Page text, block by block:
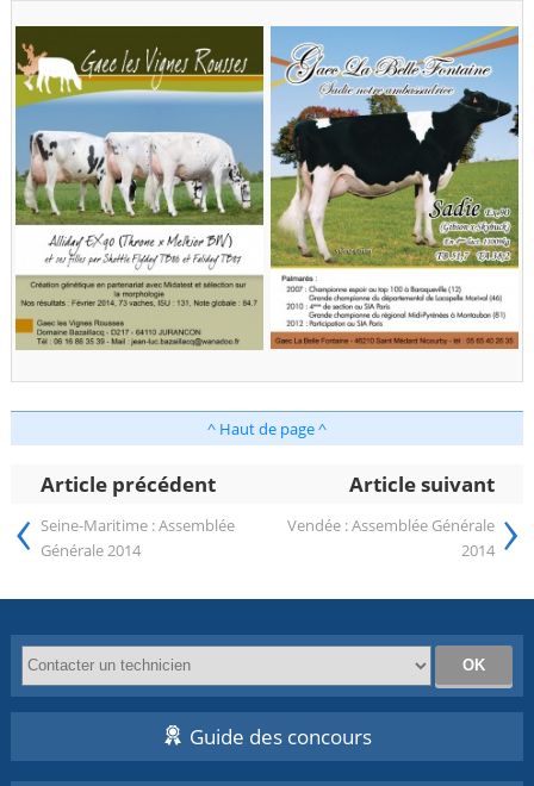
^ Haut de page ^
Article précédent Article suivant
‹ Seine-Maritime : Assemblée
Générale 2014
Vendée : Assemblée Générale
2014 ›
Guide des concours